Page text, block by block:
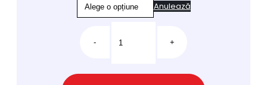
Anulează
- +